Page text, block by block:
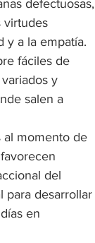
defectuosas,
virtudes
y a la empatía.
fáciles de
y
salen a
al momento de
del
para desarrollar
en